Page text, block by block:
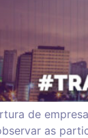
de
as